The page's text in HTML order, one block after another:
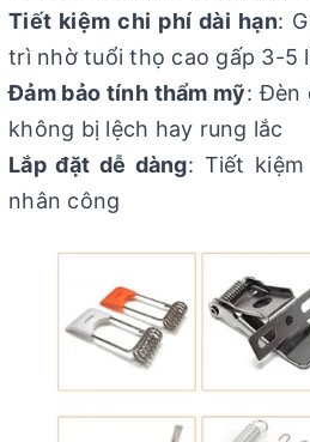
Tiết kiệm chi phí dài hạn:
trì nhờ tuổi thọ cao gấp 3-5
Đảm bảo tính thẩm mỹ: Đèn
không bị lệch hay rung lắc
Lắp đặt dễ dàng: Tiết
nhân công